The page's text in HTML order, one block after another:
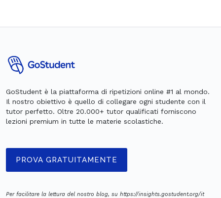
GoStudent è la piattaforma di ripetizioni online #1 al mondo.
Il nostro obiettivo è quello di collegare ogni studente con il
tutor perfetto. Oltre 20.000+ tutor qualificati forniscono
lezioni premium in tutte le materie scolastiche.
PROVA GRATUITAMENTE
Per facilitare la lettura del nostro blog, su https://insights.gostudent.org/it